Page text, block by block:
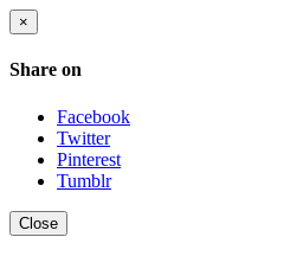
×
Share on
Facebook
Twitter
Pinterest
Tumblr
Close